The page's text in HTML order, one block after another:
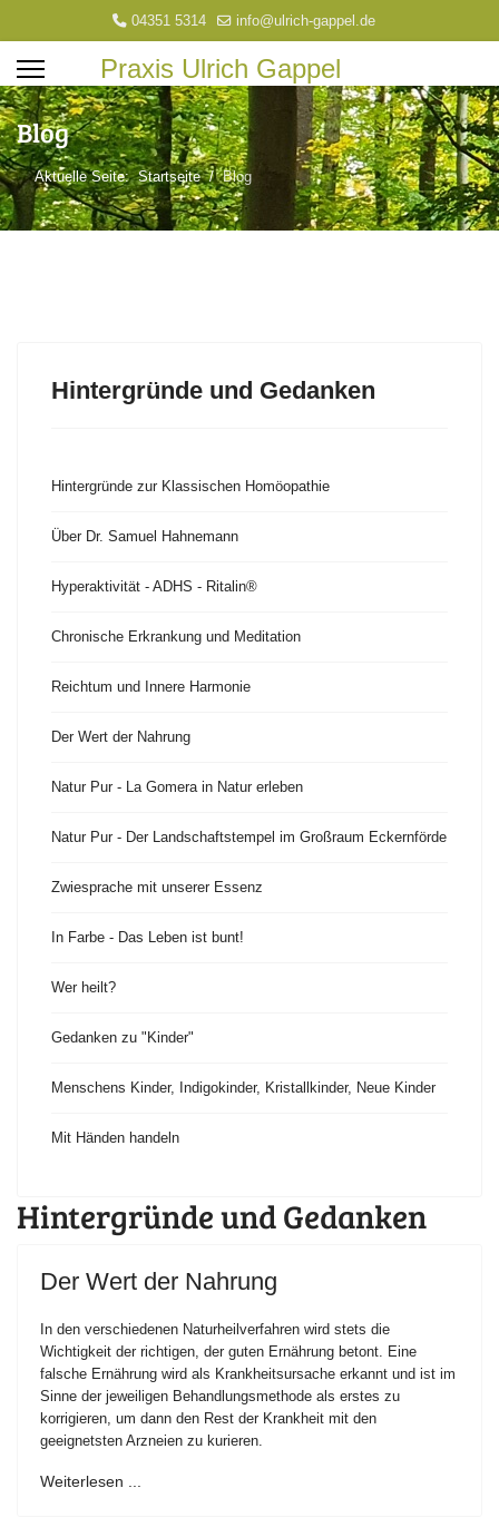
04351 5314 info@ulrich-gappel.de
Praxis Ulrich Gappel
Blog
Aktuelle Seite:Startseite Blog
Hintergründe und Gedanken
Hintergründe zur Klassischen Homöopathie
Über Dr. Samuel Hahnemann
Hyperaktivität - ADHS - Ritalin®
Chronische Erkrankung und Meditation
Reichtum und Innere Harmonie
Der Wert der Nahrung
Natur Pur - La Gomera in Natur erleben
Natur Pur - Der Landschaftstempel im Großraum Eckernförde
Zwiesprache mit unserer Essenz
In Farbe - Das Leben ist bunt!
Wer heilt?
Gedanken zu "Kinder"
Menschens Kinder, Indigokinder, Kristallkinder, Neue Kinder
Mit Händen handeln
Hintergründe und Gedanken
Der Wert der Nahrung
In den verschiedenen Naturheilverfahren wird stets die
Wichtigkeit der richtigen, der guten Ernährung betont. Eine
falsche Ernährung wird als Krankheitsursache erkannt und ist im
Sinne der jeweiligen Behandlungsmethode als erstes zu
korrigieren, um dann den Rest der Krankheit mit den
geeignetsten Arzneien zu kurieren.
Weiterlesen ...